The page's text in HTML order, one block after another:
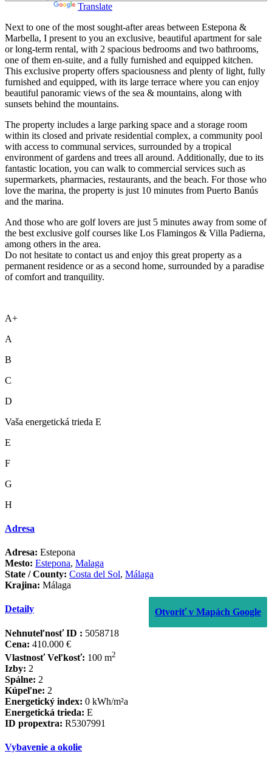
Translate
Next to one of the most sought-after areas between Estepona &
Marbella, I present to you an exclusive, beautiful apartment for sale
or long-term rental, with 2 spacious bedrooms and two bathrooms,
one of them en-suite, and a fully furnished and equipped kitchen.
This exclusive property offers spaciousness and plenty of light, fully
furnished and equipped, with its large terrace where you can enjoy
beautiful panoramic views of the sea & mountains, along with
sunsets behind the mountains.
The property includes a large parking space and a storage room
within its closed and private residential complex, a community pool
with access to communal services, surrounded by a tropical
environment of gardens and trees all around. Additionally, due to its
fantastic location, you can walk to commercial services such as
supermarkets, pharmacies, restaurants, and the beach. For those who
love the marina, the property is just 10 minutes from Puerto Banús
and the marina.
And those who are golf lovers are just 5 minutes away from some of
the best exclusive golf courses like Los Flamingos & Villa Padierna,
among others in the ‌area. ‌
Do ‌not ‌hesitate ‌to contact ‌us ‌and enjoy ‌this great ‌property as a
‌permanent ‌residence ‌or as a ‌second ‌home, surrounded by ‌a ‌paradise
‌of ‌comfort ‌and ‌tranquility.
A+
A
B
C
D
Vaša energetická trieda E
E
F
G
H
Adresa
Adresa: Estepona
Mesto: Estepona, Malaga
State / County: Costa del Sol, Málaga
Krajina: Málaga
Otvoriť v Mapách Google
Detaily
Nehnuteľnosť ID : 5058718
Cena: 410.000 €
Vlastnosť Veľkosť: 100 m2
Izby: 2
Spálne: 2
Kúpeľne: 2
Energetický index: 0 kWh/m²a
Energetická trieda: E
ID propextra: R5307991
Vybavenie a okolie